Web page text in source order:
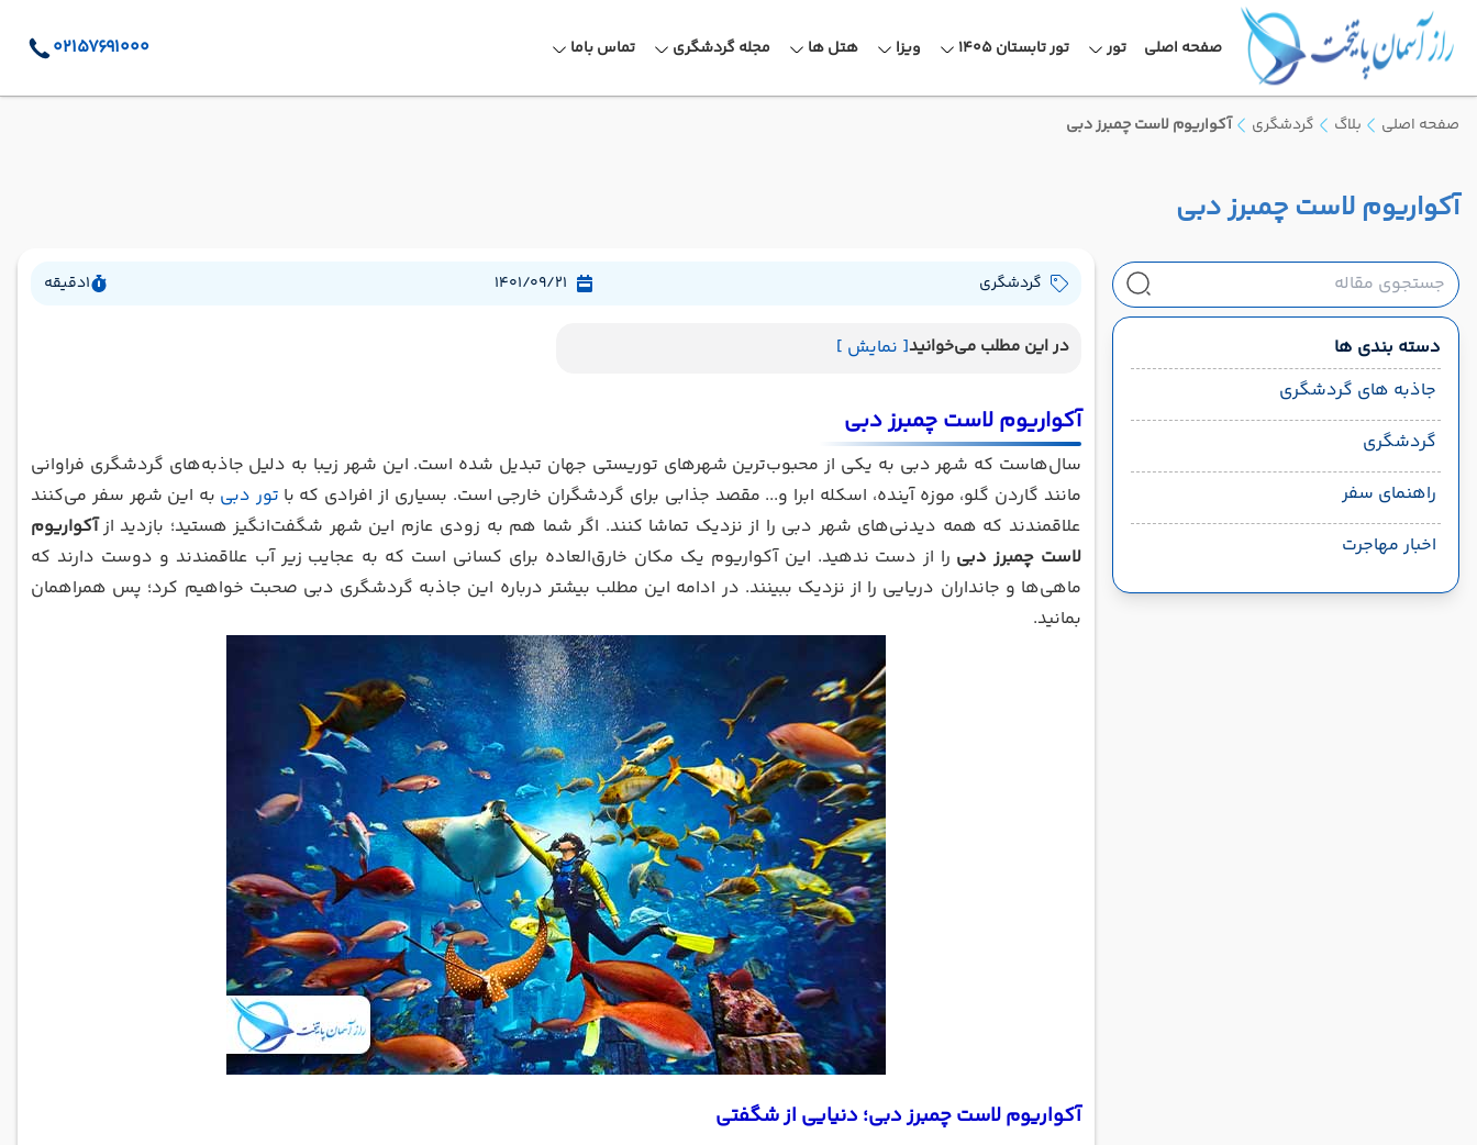
صفحه اصلی تور تور تابستان 1405 ویزا هتل ها مجله گردشگری تماس باما 02157691000
صفحه اصلی بلاگ گردشگری آکواریوم لاست چمبرز دبی
آکواریوم لاست چمبرز دبی
دسته بندی ها
جاذبه های گردشگری
گردشگری
راهنمای سفر
اخبار مهاجرت
گردشگری 1401/09/21
1دقیقه
در این مطلب می‌خوانید[ نمایش ]
آکواریوم لاست چمبرز دبی
سال‌هاست که شهر دبی به یکی از محبوب‌ترین شهرهای توریستی جهان تبدیل شده است. این شهر زیبا به دلیل جاذبه‌های گردشگری فراوانی
مانند گاردن گلو، موزه آینده، اسکله ابرا و... مقصد جذابی برای گردشگران خارجی است. بسیاری از افرادی که با تور دبی به این شهر سفر می‌کنند
علاقمندند که همه دیدنی‌های شهر دبی را از نزدیک تماشا کنند. اگر شما هم به زودی عازم این شهر شگفت‌انگیز هستید؛ بازدید ازآکواریوم
لاست چمبرز دبی را از دست ندهید. این آکواریوم یک مکان خارق‌العاده برای کسانی است که به عجایب زیر آب علاقمندند و دوست دارند که
ماهی‌ها و جانداران دریایی را از نزدیک ببینند. در ادامه این مطلب بیشتر درباره این جاذبه گردشگری دبی صحبت خواهیم کرد؛ پس همراهمان
بمانید.
آکواریوم لاست چمبرز دبی؛ دنیایی از شگفتی